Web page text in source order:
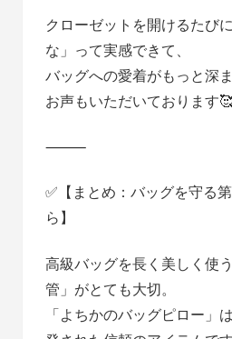
クローゼットを開けるたび
な」って実感できて、
バッグへの愛着がもっと深
お声もいただいております
⸻
✅【まとめ：バッグを守る
ら】
高級バッグを長く美しく使
管」がとても大切。
「よちかのバッグピロー」